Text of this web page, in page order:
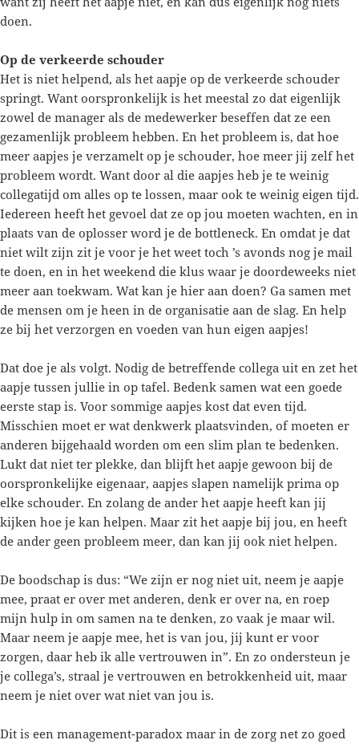
doen.
Op de verkeerde schouder
Het is niet helpend, als het aapje op de verkeerde schouder
springt. Want oorspronkelijk is het meestal zo dat eigenlijk
zowel de manager als de medewerker beseffen dat ze een
gezamenlijk probleem hebben. En het probleem is, dat hoe
meer aapjes je verzamelt op je schouder, hoe meer jij zelf het
probleem wordt. Want door al die aapjes heb je te weinig
collegatijd om alles op te lossen, maar ook te weinig eigen tijd.
Iedereen heeft het gevoel dat ze op jou moeten wachten, en in
plaats van de oplosser word je de bottleneck. En omdat je dat
niet wilt zijn zit je voor je het weet toch ’s avonds nog je mail
te doen, en in het weekend die klus waar je doordeweeks niet
meer aan toekwam. Wat kan je hier aan doen? Ga samen met
de mensen om je heen in de organisatie aan de slag. En help
ze bij het verzorgen en voeden van hun eigen aapjes!
Dat doe je als volgt. Nodig de betreffende collega uit en zet het
aapje tussen jullie in op tafel. Bedenk samen wat een goede
eerste stap is. Voor sommige aapjes kost dat even tijd.
Misschien moet er wat denkwerk plaatsvinden, of moeten er
anderen bijgehaald worden om een slim plan te bedenken.
Lukt dat niet ter plekke, dan blijft het aapje gewoon bij de
oorspronkelijke eigenaar, aapjes slapen namelijk prima op
elke schouder. En zolang de ander het aapje heeft kan jij
kijken hoe je kan helpen. Maar zit het aapje bij jou, en heeft
de ander geen probleem meer, dan kan jij ook niet helpen.
De boodschap is dus: “We zijn er nog niet uit, neem je aapje
mee, praat er over met anderen, denk er over na, en roep
mijn hulp in om samen na te denken, zo vaak je maar wil.
Maar neem je aapje mee, het is van jou, jij kunt er voor
zorgen, daar heb ik alle vertrouwen in”. En zo ondersteun je
je collega’s, straal je vertrouwen en betrokkenheid uit, maar
neem je niet over wat niet van jou is.
Dit is een management-paradox maar in de zorg net zo goed